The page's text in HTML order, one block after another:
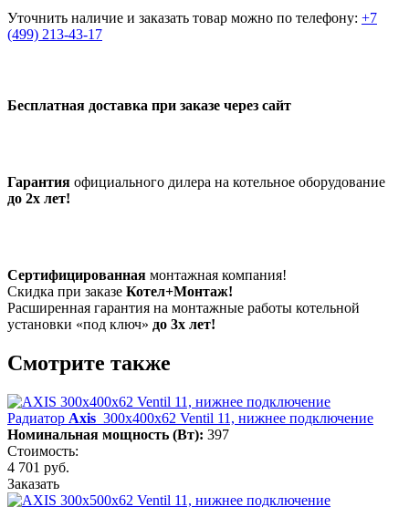
Уточнить наличие и заказать товар можно по телефону: +7
(499) 213-43-17
Бесплатная доставка при заказе через сайт
Гарантия официального дилера на котельное оборудование
до 2х лет!
Сертифицированная монтажная компания!
Скидка при заказе Котел+Монтаж!
Расширенная гарантия на монтажные работы котельной
установки «под ключ» до 3х лет!
Смотрите также
Радиатор Axis 300х400х62 Ventil 11, нижнее подключение
Номинальная мощность (Вт): 397
Стоимость:
4 701 руб.
Заказать